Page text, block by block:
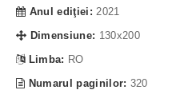
Anul ediţiei: 2021
Dimensiune: 130x200
Limba: RO
Numarul paginilor: 320